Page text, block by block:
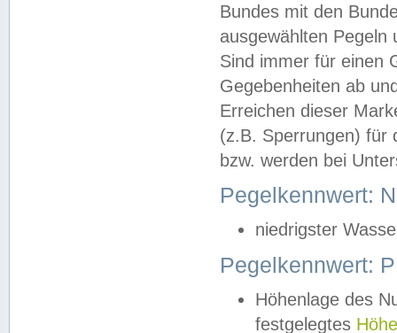
Bundes mit den
ausgewählten
Sind immer für einen
Gegebenheiten ab
Erreichen dieser
(z.B. Sperrungen) für
bzw. werden bei
Pegelkennwert:
niedrigster
Pegelkennwert:
Höhenlage des
festgelegtes